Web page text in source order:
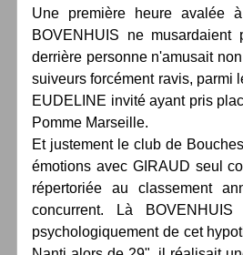
Une première heure avalée
BOVENHUIS ne
derrière personne n'amusait
suiveurs forcément ravis, parmi
EUDELINE invité ayant pris
Pomme Marseille.
Et justement le club de
émotions avec GIRAUD seul
répertoriée au classement
concurrent. Là
psychologiquement de cet